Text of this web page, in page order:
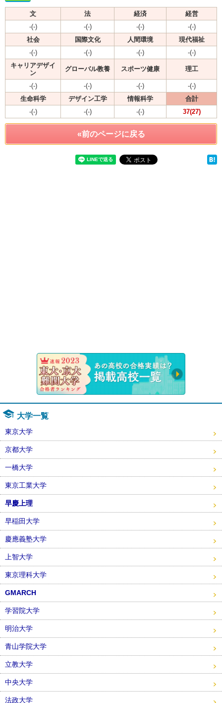
文 法 経済
経営
-(-)
-(-) -(-)
-(-)
社会
国際文化 人間環境
現代福祉
-(-)
-(-) -(-)
-(-)
キャリアデザイ
ン
グローバル教養 スポーツ健康 理工
-(-) -(-) -(-)
-(-)
生命科学
デザイン工学 情報科学
合計
-(-)
-(-) -(-) 37(27)
«前のページに戻る
大学一覧
東京大学
京都大学
一橋大学
東京工業大学
早慶上理
早稲田大学
慶應義塾大学
上智大学
東京理科大学
GMARCH
学習院大学
明治大学
青山学院大学
立教大学
中央大学
法政大学